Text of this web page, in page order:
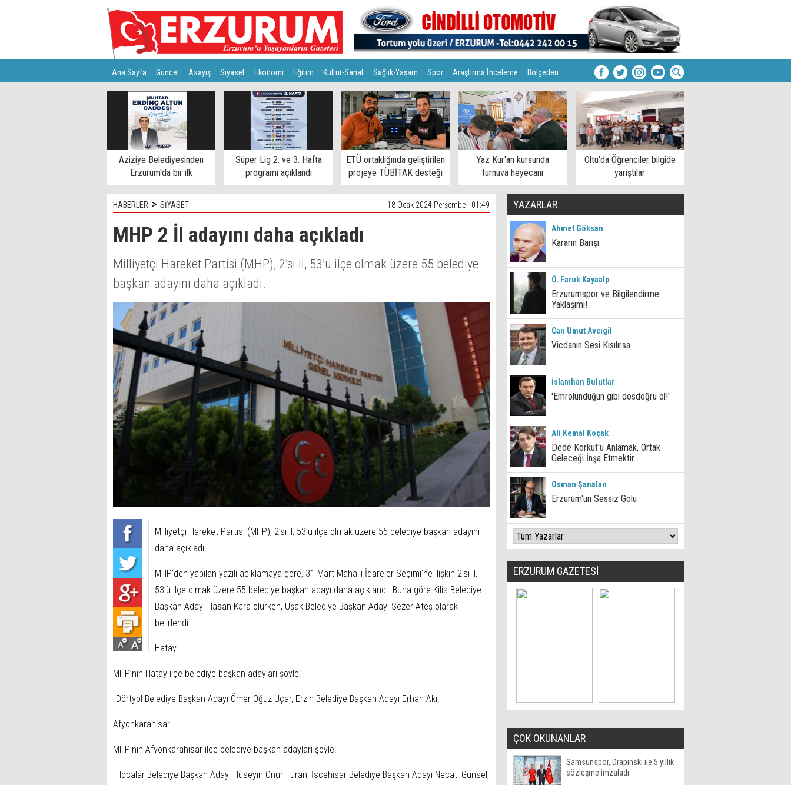
Ana Sayfa Guncel Asayiş Siyaset Ekonomi Eğitim Kültür-Sanat Sağlık-Yaşam Spor Araştırma İnceleme Bölgeden
Teknoloji
Aziziye Belediyesinden
Erzurum'da bir ilk
Süper Lig 2. ve 3. Hafta
programı açıklandı
ETÜ ortaklığında geliştirilen
projeye TÜBİTAK desteği
Yaz Kur'an kursunda
turnuva heyecanı
Oltu'da Öğrenciler bilgide
yarıştılar
HABERLER > SİYASET 18 Ocak 2024 Perşembe - 01:49
MHP 2 İl adayını daha açıkladı
Milliyetçi Hareket Partisi (MHP), 2’si il, 53’ü ilçe olmak üzere 55 belediye
başkan adayını daha açıkladı.
Milliyetçi Hareket Partisi (MHP), 2’si il, 53’ü ilçe olmak üzere 55 belediye başkan adayını
daha açıkladı.
MHP’den yapılan yazılı açıklamaya göre, 31 Mart Mahalli İdareler Seçimi'ne ilişkin 2’si il,
53’ü ilçe olmak üzere 55 belediye başkan adayı daha açıklandı. Buna göre Kilis Belediye
Başkan Adayı Hasan Kara olurken, Uşak Belediye Başkan Adayı Sezer Ateş olarak
belirlendi.
Hatay
MHP’nin Hatay ilçe belediye başkan adayları şöyle:
"Dörtyol Belediye Başkan Adayı Ömer Oğuz Uçar, Erzin Belediye Başkan Adayı Erhan Akı."
Afyonkarahisar
MHP’nin Afyonkarahisar ilçe belediye başkan adayları şöyle:
"Hocalar Belediye Başkan Adayı Hüseyin Onur Turan, İscehisar Belediye Başkan Adayı Necati Günsel,
YAZARLAR
Ahmet Göksan
Kararın Barışı
Ö. Faruk Kayaalp
Erzurumspor ve Bilgilendirme
Yaklaşımı!
Can Umut Avcıgil
Vicdanın Sesi Kısılırsa
İslamhan Bulutlar
'Emrolunduğun gibi dosdoğru ol!'
Ali Kemal Koçak
Dede Korkut'u Anlamak, Ortak
Geleceği İnşa Etmektir
Osman Şanalan
Erzurum'un Sessiz Golü
ERZURUM GAZETESİ
ÇOK OKUNANLAR
Samsunspor, Drapinski ile 5 yıllık
sözleşme imzaladı